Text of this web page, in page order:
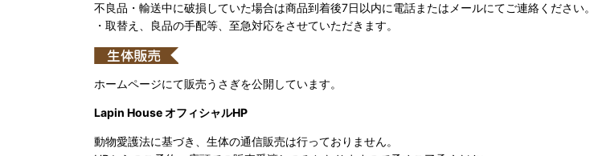
不良品・輸送中に破損していた場合は商品到着後7日以内に電話またはメールにてご連絡ください。
・取替え、良品の手配等、至急対応をさせていただきます。
ホームページにて販売うさぎを公開しています。
Lapin House オフィシャルHP
動物愛護法に基づき、生体の通信販売は行っておりません。